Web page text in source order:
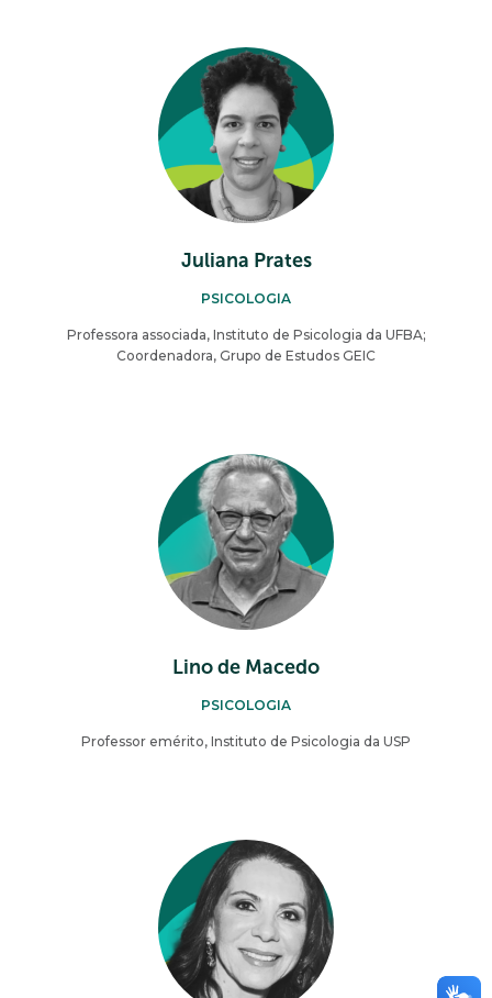
Juliana Prates
PSICOLOGIA
Professora associada, Instituto de Psicologia da UFBA;
Coordenadora, Grupo de Estudos GEIC
Lino de Macedo
PSICOLOGIA
Professor emérito, Instituto de Psicologia da USP